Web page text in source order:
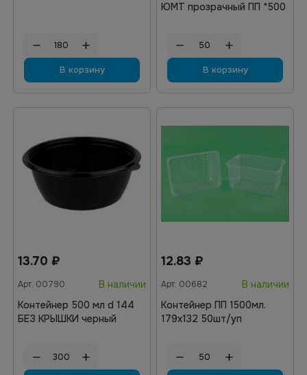
В корзину
ЮМТ прозрачный ПП *500
В корзину
13.70 ₽
Арт. 00790
В наличии
Контейнер 500 мл d 144
БЕЗ КРЫШКИ черный
12.83 ₽
Арт. 00682
В наличии
Контейнер ПП 1500мл.
179х132 50шт/уп